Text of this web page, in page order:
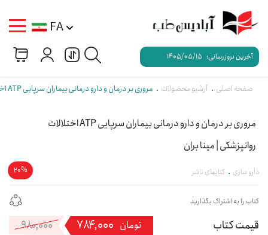
آخرین بروزرسانی: 1405/05/15
FA
صفحه اصلی آرشیو محصولات مروری بر درمان و دارو درمانی بیماران سرپایی ATP اختلالات روانپزشکی | مینا بران
مروری بر درمان و دارو درمانی بیماران سرپایی ATP اختلالات
روانپزشکی | مینا بران
20% دارو سازی کتابهای ناشر
کتاب را به اشتراک بگذارید
۹۸۰,۰۰۰ ۷۸۴,۰۰۰ تومان